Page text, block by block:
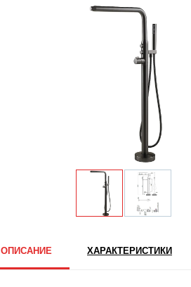
ОПИСАНИЕ ХАРАКТЕРИСТИКИ